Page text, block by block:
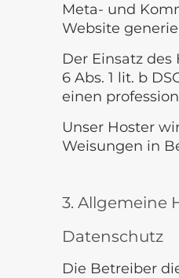
Meta- und
Website
Der Einsatz
6 Abs. 1 lit. b
einen
Unser Hoster
Weisungen in
3. Allgemeine
Datenschutz
Die Betreiber